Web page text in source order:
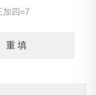
加四=7